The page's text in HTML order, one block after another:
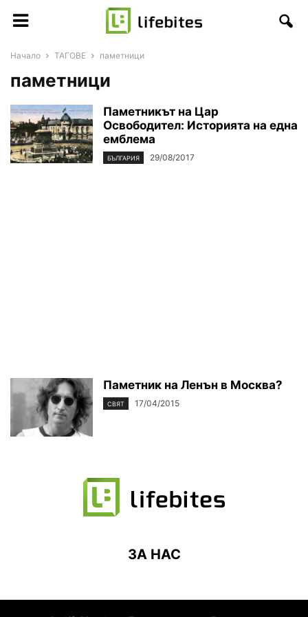
Начало ТАГОВЕ паметници
паметници
Паметникът на Цар
Освободител: Историята на една
емблема
БЪЛГАРИЯ 29/08/2017
Паметник на Ленън в Москва?
СВЯТ 17/04/2015
ЗА НАС